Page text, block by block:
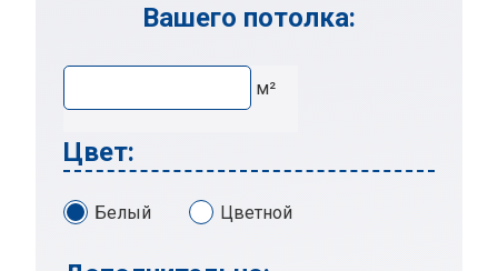
Вашего потолка:
м²
Цвет:
Белый Цветной